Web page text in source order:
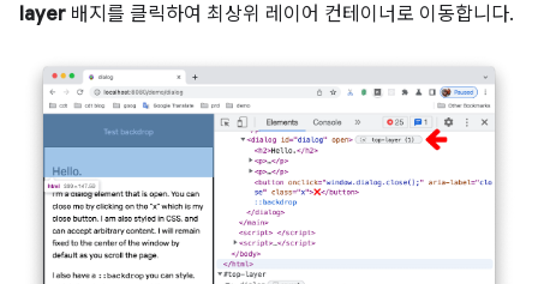
layer 배지를 클릭하여 최상위 레이어 컨테이너로 이동합니다.